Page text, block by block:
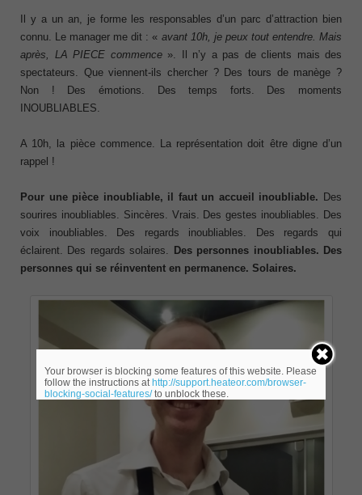
Il y a un an, je forme les responsables d’un parc d’attraction bien
connu. Le manager me dit : « avant 10h, je peux tout entendre. Mais
après, LA PIECE commence». Il n’y a pas de clients mais des
spectateurs. Que viennent-ils chercher ? Des tours de manège ?
Non ! Des émotions. Des temps forts. Des moments
INOUBLIABLES.
A 10h, la pièce commence. La représentation doit être digne d’un
rappel !
Pour une pièce inoubliable, il faut un accueil inoubliable. Des
sourires inoubliables. Sincères. Vrais. Des gestes inoubliables. Des
voix inoubliables. Des regards inoubliables. Des regards qui
éclairent. Des regards solaires.
Des personnes inoubliables. Des
personnes qui se réinventent en permanence. Solaires.
Your browser is blocking some features of this website. Please
follow the instructions at http://support.heateor.com/browser-
blocking-social-features/to unblock these.